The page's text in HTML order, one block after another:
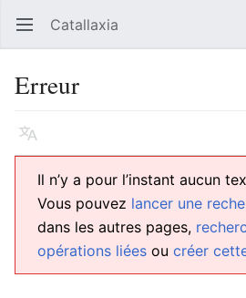
Ouvrir le menu principal Catallaxia
Erreur
Langue
Il n’y a pour l’instant aucun
Vous pouvez lancer une
dans les autres pages,
opérations liées ou créer